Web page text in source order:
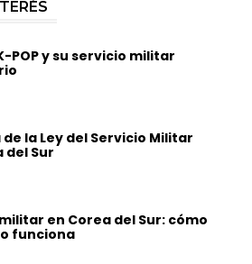
POP y su servicio militar
la Ley del Servicio Militar
del Sur
en Corea del Sur: cómo
funciona